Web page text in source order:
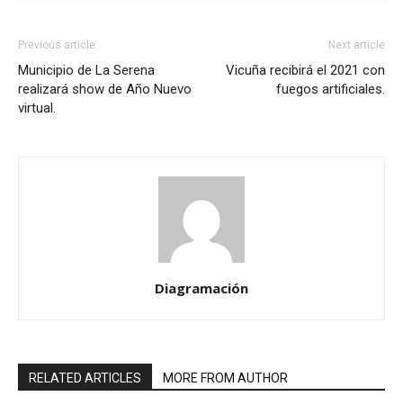
Previous article
Municipio de La Serena
realizará show de Año Nuevo
virtual.
Next article
Vicuña recibirá el 2021 con
fuegos artificiales.
Diagramación
RELATED ARTICLES MORE FROM AUTHOR